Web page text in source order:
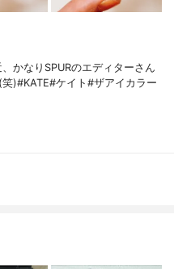
かなりSPURのエディターさん
)#KATE#ケイト#ザアイカラー